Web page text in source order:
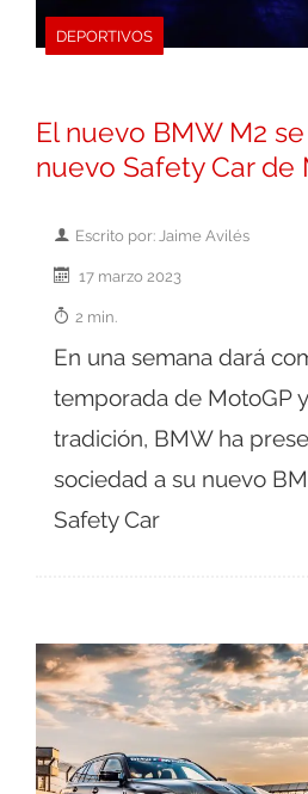
DEPORTIVOS
El nuevo BMW M2
nuevo Safety Car de
Escrito por: Jaime Avilés
17 marzo 2023
2 min.
En una semana dará
temporada de MotoGP
tradición, BMW ha
sociedad a su nuevo
Safety Car